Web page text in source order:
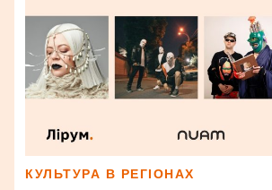
КУЛЬТУРА В РЕГІОНАХ